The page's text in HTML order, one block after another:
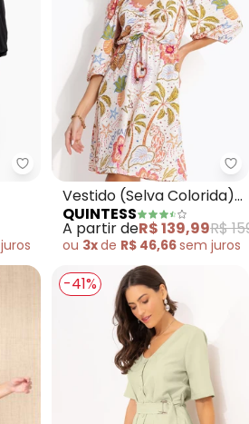
Quintess - Vestido (Preto) em
juros
Vestido (Selva Colorida)
em Malha Texturizada
QUINTESS
A partir deR$ 139,99R$
ou 3xde R$ 46,66sem juros
-41%